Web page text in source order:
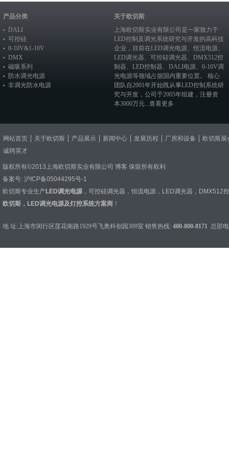
产品分类
DALI
可控硅
0-10V&1-10V
DMX
磁吸系列
防水调光电源
非调光防水电源
关于欧切斯
上海欧切斯实业有限公司是一家致力于
LED控制及调光系统研究与开发的高科技
企业，目前在LED调光电源、恒流电源、
LED调光器、 可控硅调光器、 DMX512控
制器、 LED控制器、 DALI电源、 0-10V调
光电源等领域占据国内重要位置。 核心
团队自2001年开始既从事LED控制系统研
究与开发，公司于2005年组建，注册资
本3000万元...查看更多
网站首页 关于欧切斯 产品展示 新闻中心 发展历程 厂房和设备
欧切斯展
诚聘英才
版权所有©2013上海欧切斯实业有限公司 博客 保留所有权利
备案号: 沪ICP备05044295号-1
欧切斯专业生产LED调光电源 ， 可控硅调光器 ， 恒流电源 ， LED调光器 ， DMX512
欧切斯，LED调光电源及灯控系统方案商 ！
地 址:上海市闵行区莲花南路1929号飞奥科创园309室 销售热线: 400-800-8171 总部